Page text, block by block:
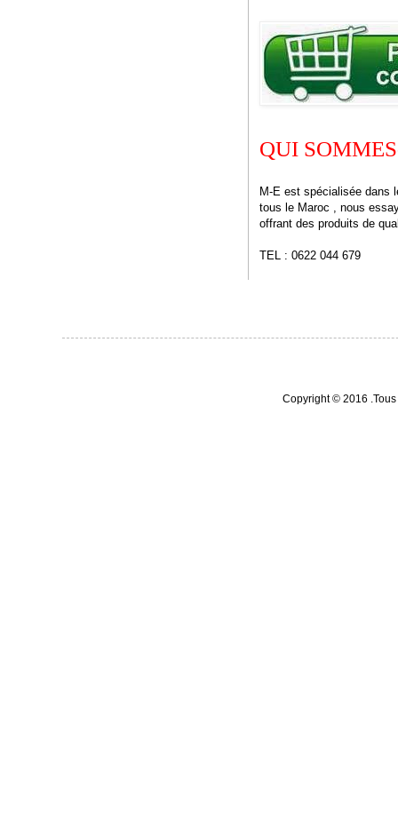
QUI
M-E est spécialisée dans
tous le Maroc , nous
offrant des produits de
TEL : 0622 044 679
Copyright © 2016